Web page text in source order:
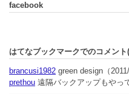
facebook
はてなブックマークでのコメント
brancusi1982 green design （
prethou 遠隔バックアップもやっ